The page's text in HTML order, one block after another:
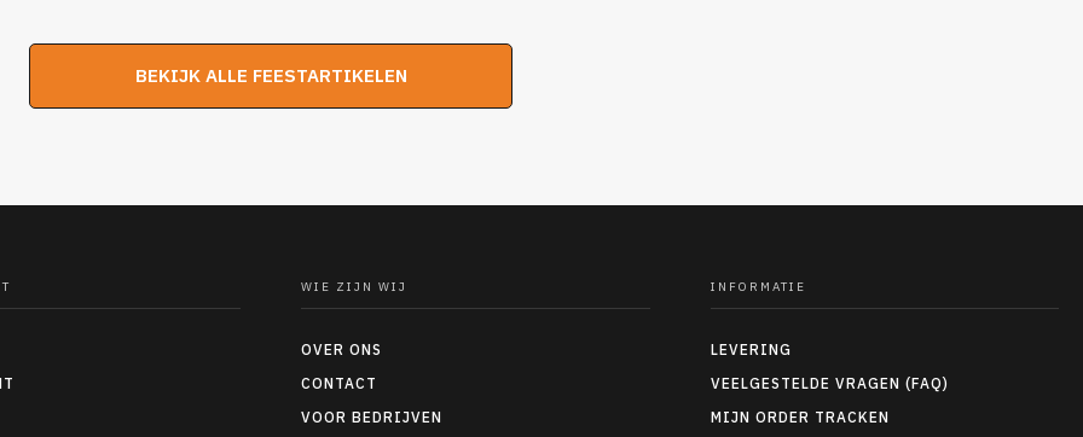
BEKIJK ALLE FEESTARTIKELEN
WIE ZIJN WIJ
OVER ONS
CONTACT
VOOR BEDRIJVEN
INFORMATIE
LEVERING
VEELGESTELDE VRAGEN (FAQ)
MIJN ORDER TRACKEN